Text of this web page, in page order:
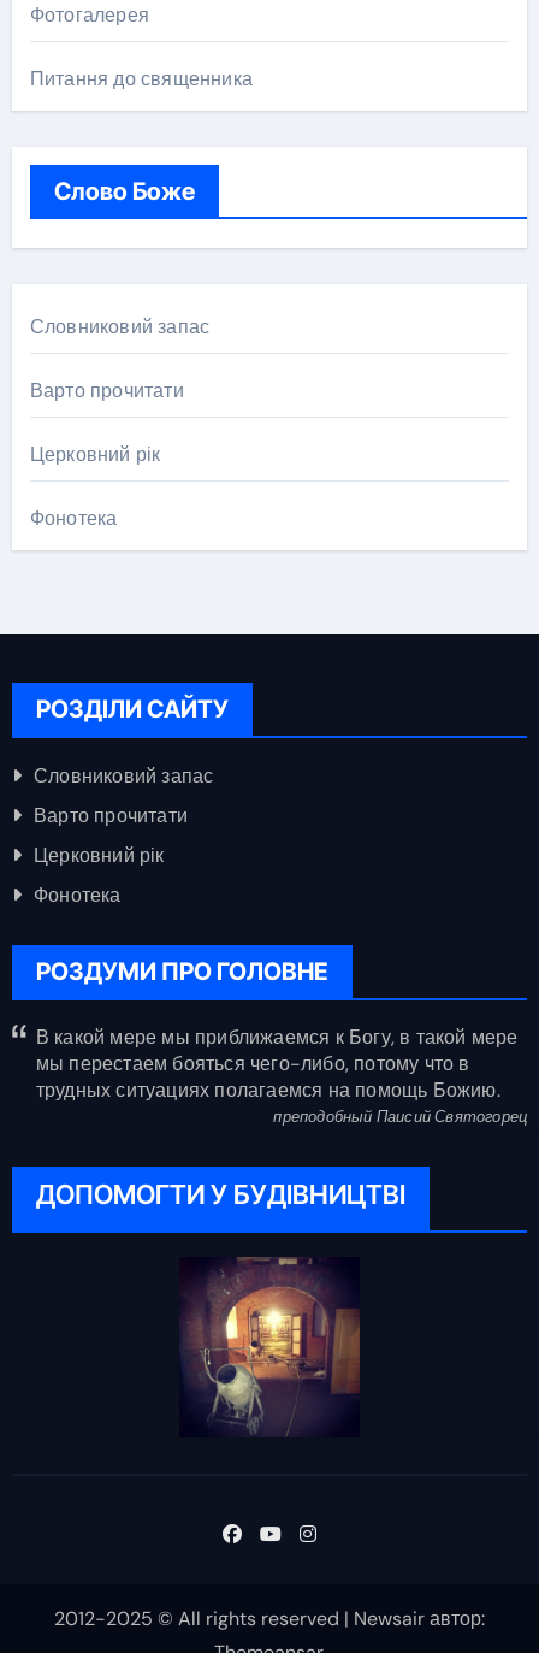
Фотогалерея
Питання до священника
Слово Боже
Словниковий запас
Варто прочитати
Церковний рік
Фонотека
РОЗДІЛИ САЙТУ
Словниковий запас
Варто прочитати
Церковний рік
Фонотека
РОЗДУМИ ПРО ГОЛОВНЕ
В какой мере мы приближаемся к Богу, в такой мере
мы перестаем бояться чего-либо, потому что в
трудных ситуациях полагаемся на помощь Божию.
преподобный Паисий Святогорец
ДОПОМОГТИ У БУДІВНИЦТВІ
2012-2025 © All rights reserved | Newsairавтор: